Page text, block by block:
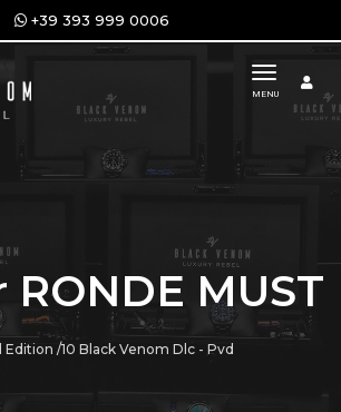
+39 393 999 0006
toggle
MENU
MUST
/10 Black Venom Dlc - Pvd